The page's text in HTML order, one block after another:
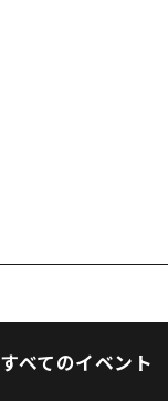
すべてのイベント